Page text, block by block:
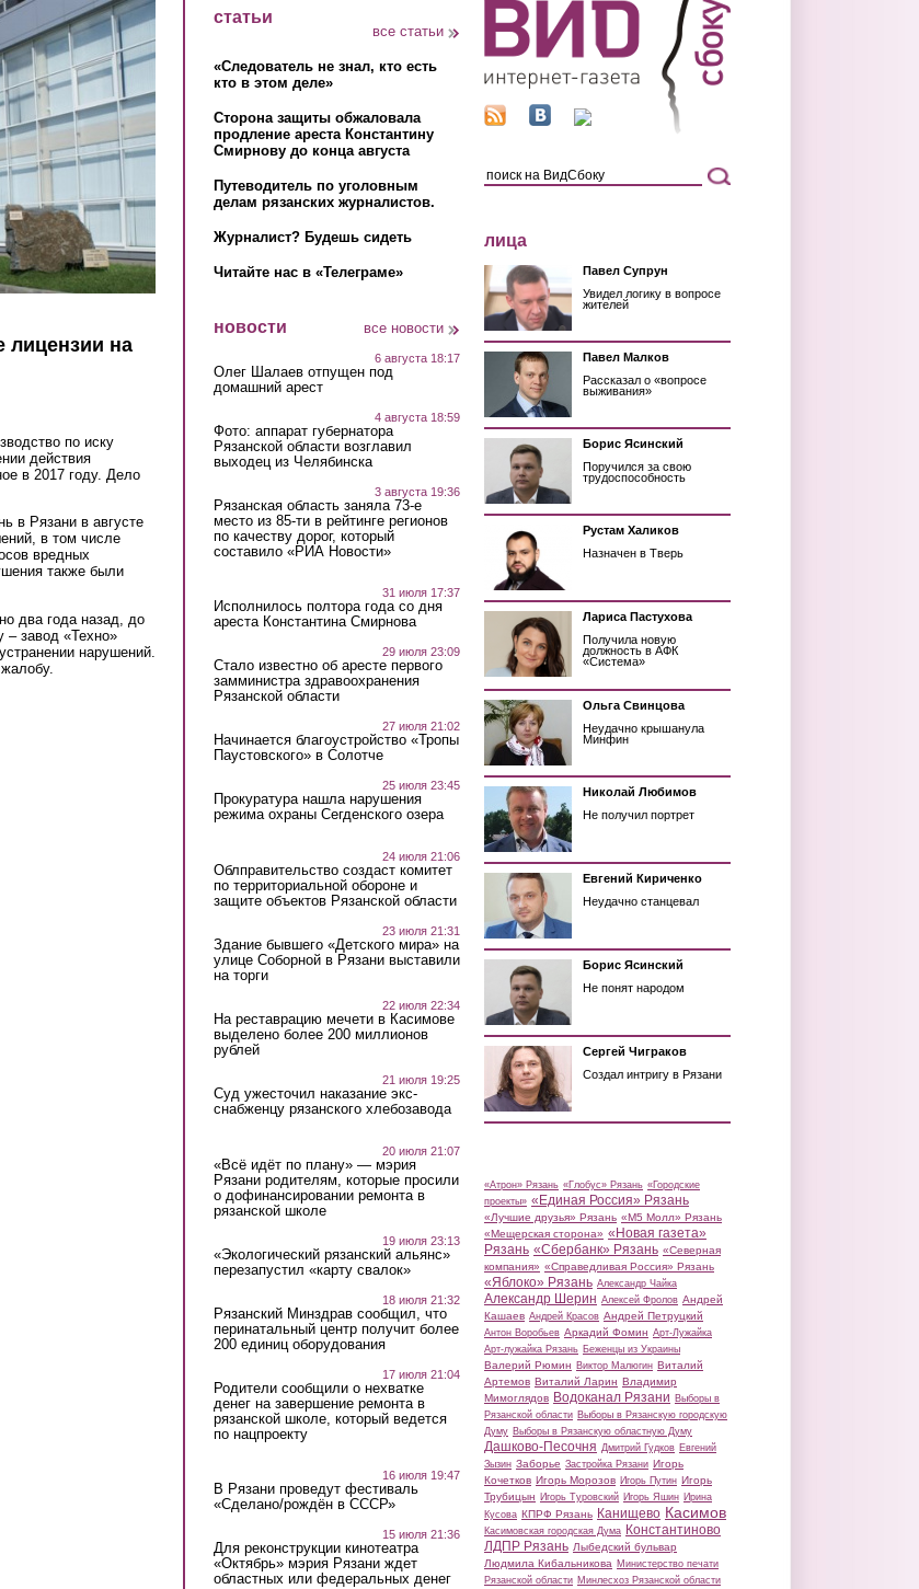
лицензии на
по иску
действия
в 2017 году. Дело
в Рязани в августе
в том числе
вредных
также были
два года назад, до
– завод «Техно»
нарушений.
статьи
все статьи
«Следователь не знал, кто есть
кто в этом деле»
Сторона защиты обжаловала
продление ареста Константину
Смирнову до конца августа
Путеводитель по уголовным
делам рязанских журналистов.
Журналист? Будешь сидеть
Читайте нас в «Телеграме»
новости все новости
6 августа 18:17
Олег Шалаев отпущен под
домашний арест
4 августа 18:59
Фото: аппарат губернатора
Рязанской области возглавил
выходец из Челябинска
3 августа 19:36
Рязанская область заняла 73-е
место из 85-ти в рейтинге регионов
по качеству дорог, который
составило «РИА Новости»
31 июля 17:37
Исполнилось полтора года со дня
ареста Константина Смирнова
29 июля 23:09
Стало известно об аресте первого
замминистра здравоохранения
Рязанской области
27 июля 21:02
Начинается благоустройство «Тропы
Паустовского» в Солотче
25 июля 23:45
Прокуратура нашла нарушения
режима охраны Сегденского озера
24 июля 21:06
Облправительство создаст комитет
по территориальной обороне и
защите объектов Рязанской области
23 июля 21:31
Здание бывшего «Детского мира» на
улице Соборной в Рязани выставили
на торги
22 июля 22:34
На реставрацию мечети в Касимове
выделено более 200 миллионов
рублей
21 июля 19:25
Суд ужесточил наказание экс-
снабженцу рязанского хлебозавода
20 июля 21:07
«Всё идёт по плану» — мэрия
Рязани родителям, которые просили
о дофинансировании ремонта в
рязанской школе
19 июля 23:13
«Экологический рязанский альянс»
перезапустил «карту свалок»
18 июля 21:32
Рязанский Минздрав сообщил, что
перинатальный центр получит более
200 единиц оборудования
17 июля 21:04
Родители сообщили о нехватке
денег на завершение ремонта в
рязанской школе, который ведется
по нацпроекту
16 июля 19:47
В Рязани проведут фестиваль
«Сделано/рождён в СССР»
15 июля 21:36
Для реконструкции кинотеатра
«Октябрь» мэрия Рязани ждет
областных или федеральных денег
лица
Павел Супрун
Увидел логику в вопросе
жителей
Павел Малков
Рассказал о «вопросе
выживания»
Борис Ясинский
Поручился за свою
трудоспособность
Рустам Халиков
Назначен в Тверь
Лариса Пастухова
Получила новую
должность в АФК
«Система»
Ольга Свинцова
Неудачно крышанула
Минфин
Николай Любимов
Не получил портрет
Евгений Кириченко
Неудачно станцевал
Борис Ясинский
Не понят народом
Сергей Чиграков
Создал интригу в Рязани
«Атрон» Рязань «Глобус» Рязань «Городские
проекты» «Единая Россия» Рязань
«Лучшие друзья» Рязань «М5 Молл» Рязань
«Мещерская сторона» «Новая газета»
Рязань «Сбербанк» Рязань «Северная
компания» «Справедливая Россия» Рязань
«Яблоко» Рязань Александр Чайка
Александр Шерин Алексей Фролов Андрей
Кашаев Андрей Красов Андрей Петруцкий
Антон Воробьев Аркадий Фомин Арт-Лужайка
Арт-лужайка Рязань Беженцы из Украины
Валерий Рюмин Виктор Малюгин Виталий
Артемов Виталий Ларин Владимир
Мимоглядов Водоканал Рязани Выборы в
Рязанской области Выборы в Рязанскую городскую
Думу Выборы в Рязанскую областную Думу
Дашково-Песочня Дмитрий Гудков Евгений
Зызин Заборье Застройка Рязани Игорь
Кочетков Игорь Морозов Игорь Путин Игорь
Трубицын Игорь Туровский Игорь Яшин Ирина
Кусова КПРФ Рязань Канищево Касимов
Касимовская городская Дума Константиново
ЛДПР Рязань Лыбедский бульвар
Людмила Кибальникова Министерство печати
Рязанской области Минлесхоз Рязанской области